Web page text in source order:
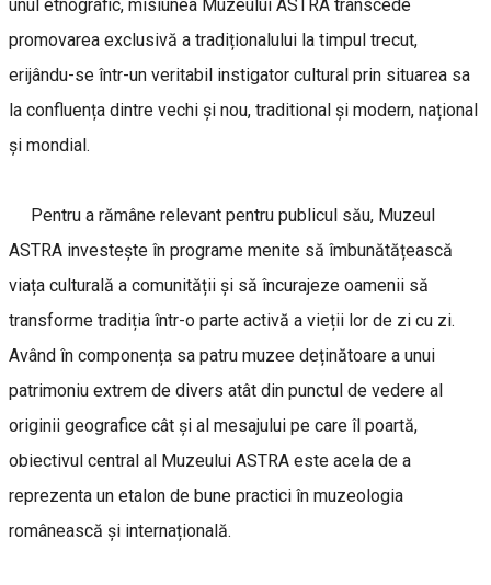
unul etnografic, misiunea Muzeului ASTRA transcede
promovarea exclusivă a tradiționalului la timpul trecut,
erijându-se într-un veritabil instigator cultural prin situarea sa
la confluența dintre vechi și nou, traditional și modern, național
și mondial.
Pentru a rămâne relevant pentru publicul său, Muzeul
ASTRA investește în programe menite să îmbunătățească
viața culturală a comunității și să încurajeze oamenii să
transforme tradiția într-o parte activă a vieții lor de zi cu zi.
Având în componența sa patru muzee deținătoare a unui
patrimoniu extrem de divers atât din punctul de vedere al
originii geografice cât și al mesajului pe care îl poartă,
obiectivul central al Muzeului ASTRA este acela de a
reprezenta un etalon de bune practici în muzeologia
românească și internațională.